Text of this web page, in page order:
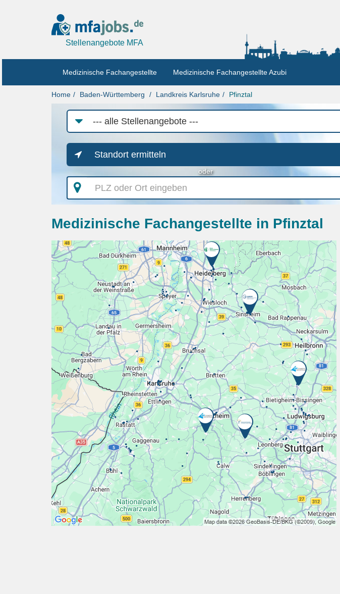
Stellenangebote MFA
Medizinische Fachangestellte Medizinische Fachangestellte Azubi
Home Baden-Württemberg Landkreis Karlsruhe Pfinztal
Job-
Kategorie
Standort ermitteln
oder
PLZ
oder
Ort
Medizinische Fachangestellte in Pfinztal